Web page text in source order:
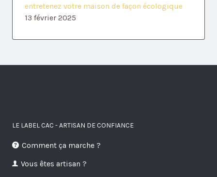
entretenez votre maison de façon écologique
13 février 2025
LE LABEL CAC - ARTISAN DE CONFIANCE
Comment ça marche ?
Vous êtes artisan ?